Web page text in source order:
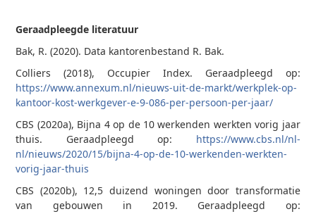
Geraadpleegde literatuur
Bak, R. (2020). Data kantorenbestand R. Bak.
Colliers (2018), Occupier Index. Geraadpleegd op:
https://www.annexum.nl/nieuws-uit-de-markt/werkplek-op-
kantoor-kost-werkgever-e-9-086-per-persoon-per-jaar/
CBS (2020a), Bijna 4 op de 10 werkenden werkten vorig jaar
thuis. Geraadpleegd op: https://www.cbs.nl/nl-
nl/nieuws/2020/15/bijna-4-op-de-10-werkenden-werkten-
vorig-jaar-thuis
CBS (2020b), 12,5 duizend woningen door transformatie
van gebouwen in 2019. Geraadpleegd op: